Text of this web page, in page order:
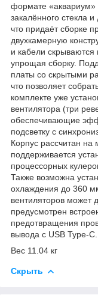
формате
закалённого стекла
что придаёт сборке
двухкамерную
и кабели
упрощая сборку.
платы со скрытыми
что позволяет
комплекте уже
вентилятора (три
обеспечивающие
подсветку с
Корпус рассчитан
поддерживается
процессорных
Также возможна
охлаждения до 360
вентиляторов может
предусмотрен
предотвращения
вывода с USB Type-C.
Вес 11.04 кг
Скрыть